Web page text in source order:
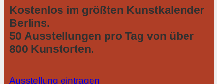
Kostenlos im größten Kunstkalender
Berlins.
50 Ausstellungen pro Tag von über
800 Kunstorten.
Ausstellung eintragen